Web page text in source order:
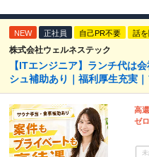
NEW 正社員 自己PR不要 話
株式会社ウェルネステック
【ITエンジニア】ランチ代は
シュ補助あり｜福利厚生充実
高
ゼ